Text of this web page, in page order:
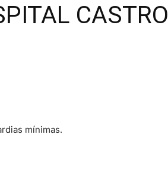
CASTRO
mínimas.